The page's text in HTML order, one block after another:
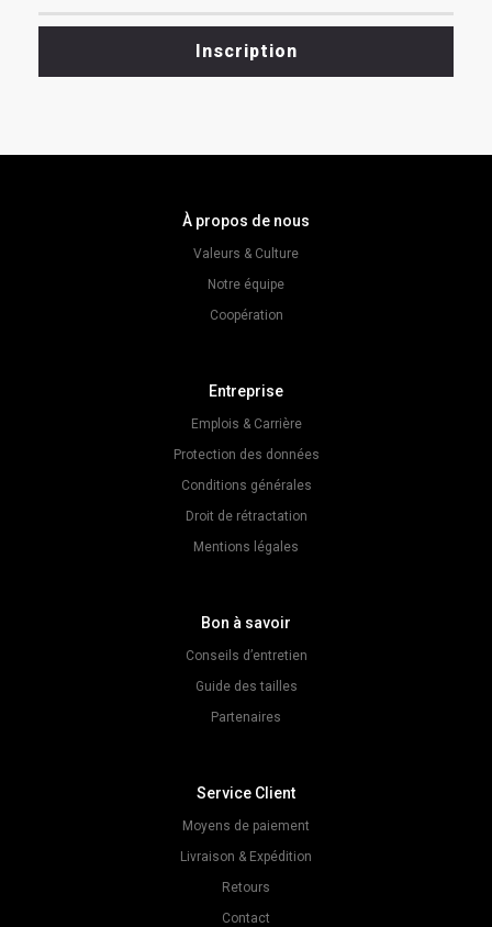
dernières
<br>
Inscription
À propos de nous
Valeurs & Culture
Notre équipe
Coopération
Entreprise
Emplois & Carrière
Protection des données
Conditions générales
Droit de rétractation
Mentions légales
Bon à savoir
Conseils d’entretien
Guide des tailles
Partenaires
Service Client
Moyens de paiement
Livraison & Expédition
Retours
Contact